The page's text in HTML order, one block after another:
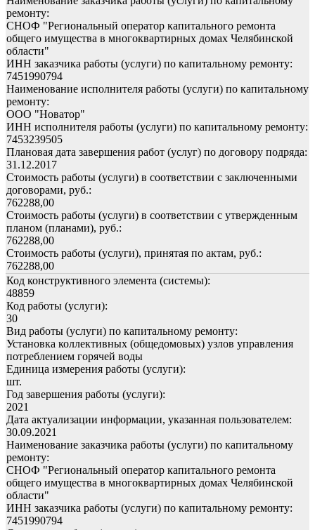
ремонту:
СНОФ "Региональный оператор капитального ремонта
общего имущества в многоквартирных домах Челябинской
области"
ИНН заказчика работы (услуги) по капитальному ремонту:
7451990794
Наименование исполнителя работы (услуги) по капитальному
ремонту:
ООО "Новатор"
ИНН исполнителя работы (услуги) по капитальному ремонту:
7453239505
Плановая дата завершения работ (услуг) по договору подряда:
31.12.2017
Стоимость работы (услуги) в соответствии с заключенными
договорами, руб.:
762288,00
Стоимость работы (услуги) в соответствии с утвержденным
планом (планами), руб.:
762288,00
Стоимость работы (услуги), принятая по актам, руб.:
762288,00
Код конструктивного элемента (системы):
48859
Код работы (услуги):
30
Вид работы (услуги) по капитальному ремонту:
Установка коллективных (общедомовых) узлов управления
потреблением горячей воды
Единица измерения работы (услуги):
шт.
Год завершения работы (услуги):
2021
Дата актуализации информации, указанная пользователем:
30.09.2021
Наименование заказчика работы (услуги) по капитальному
ремонту:
СНОФ "Региональный оператор капитального ремонта
общего имущества в многоквартирных домах Челябинской
области"
ИНН заказчика работы (услуги) по капитальному ремонту:
7451990794